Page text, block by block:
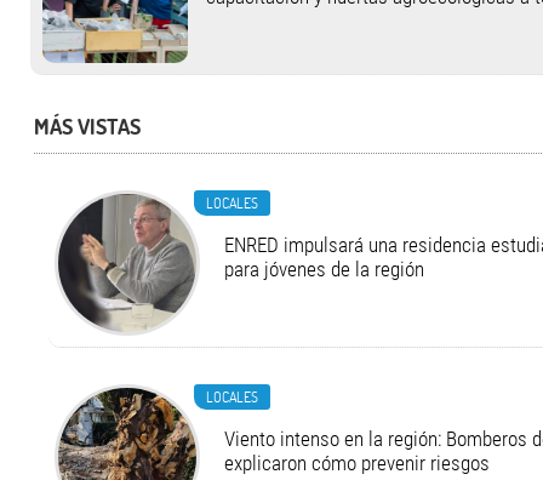
MÁS VISTAS
LOCALES
ENRED impulsará una residencia
para jóvenes de la región
LOCALES
Viento intenso en la región: Bomberos
explicaron cómo prevenir riesgos